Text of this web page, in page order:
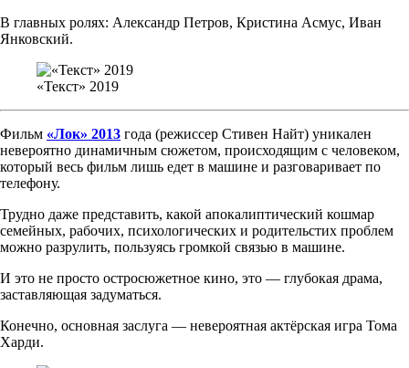
В главных ролях: Александр Петров, Кристина Асмус, Иван
Янковский.
«Текст» 2019
Фильм «Лок» 2013 года (режиссер Стивен Найт) уникален
невероятно динамичным сюжетом, происходящим с человеком,
который весь фильм лишь едет в машине и разговаривает по
телефону.
Трудно даже представить, какой апокалиптический кошмар
семейных, рабочих, психологических и родительстих проблем
можно разрулить, пользуясь громкой связью в машине.
И это не просто остросюжетное кино, это — глубокая драма,
заставляющая задуматься.
Конечно, основная заслуга — невероятная актёрская игра Тома
Харди.